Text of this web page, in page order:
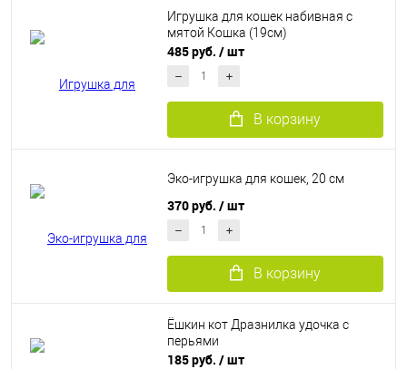
Игрушка для кошек набивная с
мятой Кошка (19см)
485 руб. / шт
В корзину
Эко-игрушка для кошек, 20 см
370 руб. / шт
В корзину
Ёшкин кот Дразнилка удочка с
перьями
185 руб. / шт